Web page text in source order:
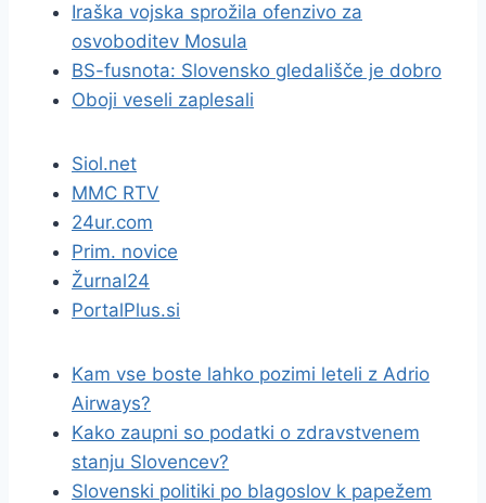
Iraška vojska sprožila ofenzivo za
osvoboditev Mosula
BS-fusnota: Slovensko gledališče je dobro
Oboji veseli zaplesali
Siol.net
MMC RTV
24ur.com
Prim. novice
Žurnal24
PortalPlus.si
Kam vse boste lahko pozimi leteli z Adrio
Airways?
Kako zaupni so podatki o zdravstvenem
stanju Slovencev?
Slovenski politiki po blagoslov k papežem